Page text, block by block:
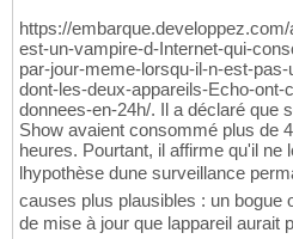
https://
est-un-vampire-d-Internet-qui-
par-jour-meme-lorsqu-il-n-est-
dont-les-deux-appareils-Echo-
donnees-en-24h/. Il a déclaré que
Show avaient consommé plus de
heures. Pourtant, il affirme qu'il ne
lhypothèse dune surveillance
causes plus plausibles : un bogue
de mise à jour que lappareil aurait